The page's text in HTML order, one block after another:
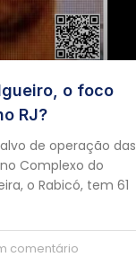
o foco
RJ?
de operação das
Complexo do
o Rabicó, tem 61
comentário